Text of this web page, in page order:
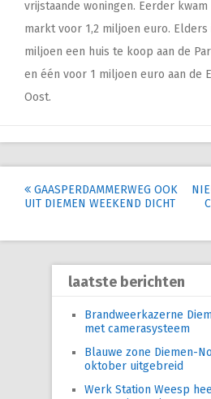
vrijstaande woningen. Eerder
markt voor 1,2 miljoen euro. Elders
miljoen een huis te koop aan de
en één voor 1 miljoen euro aan de
Oost.
Post
GAASPERDAMMERWEG OOK
UIT DIEMEN WEEKEND DICHT
laatste berichten
Brandweerkazerne
met camerasysteem
Blauwe zone Diemen-
oktober uitgebreid
Werk Station Weesp